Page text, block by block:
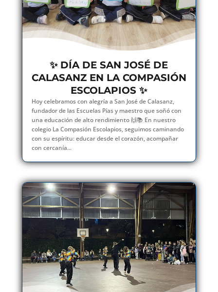
✨ DÍA DE SAN JOSÉ DE
CALASANZ EN LA COMPASIÓN
ESCOLAPIOS ✨
Hoy celebramos con alegría a San José de Calasanz,
fundador de las Escuelas Pías y maestro que soñó con
una educación de alto rendimiento 🙌📚 En nuestro
colegio La Compasión Escolapios, seguimos caminando
con su espíritu: educar desde el corazón, acompañar
con cercanía...